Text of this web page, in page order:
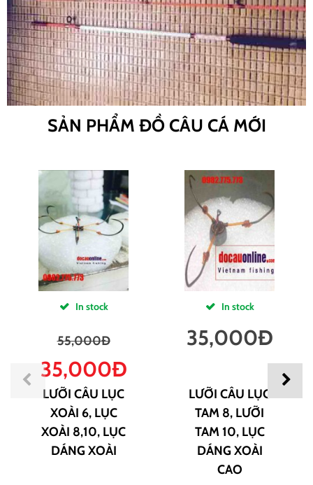
SẢN PHẨM ĐỒ CÂU CÁ MỚI
In stock
55,000Đ
35,000Đ
LƯỠI CÂU LỤC
XOÀI 6, LỤC
XOÀI 8,10, LỤC
DÁNG XOÀI
In stock
35,000Đ
LƯỠI CÂU LỤC
TAM 8, LƯỠI
TAM 10, LỤC
DÁNG XOÀI
CAO